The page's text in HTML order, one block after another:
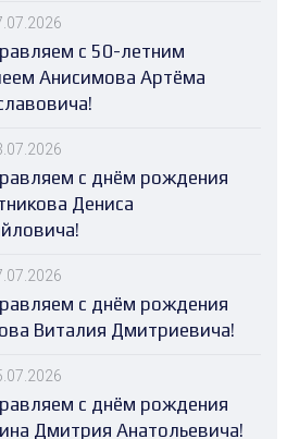
с 50-летним
Анисимова Артёма
с днём рождения
Дениса
с днём рождения
Виталия Дмитриевича!
с днём рождения
Дмитрия Анатольевича!